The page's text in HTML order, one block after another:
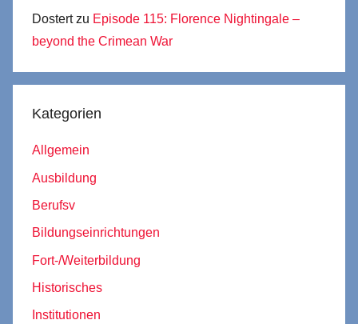
Dostertzu Episode 115: Florence Nightingale –
beyond the Crimean War
Kategorien
Allgemein
Ausbildung
Berufsv
Bildungseinrichtungen
Fort-/Weiterbildung
Historisches
Institutionen